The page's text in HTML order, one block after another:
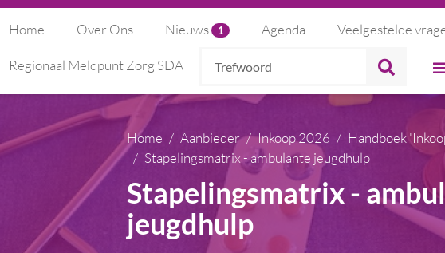
Home Over Ons Nieuws 1 Agenda Veelgestelde
Regionaal Meldpunt Zorg SDA Trefwoord
Home Aanbieder Inkoop 2026
Handboek
Stapelingsmatrix - ambulante jeugdhulp
Stapelingsmatrix -
jeugdhulp